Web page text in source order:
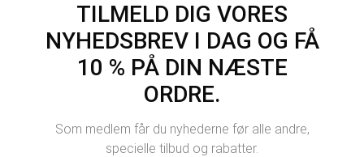
TILMELD DIG VORES
NYHEDSBREV I DAG OG FÅ
10 % PÅ DIN NÆSTE
ORDRE.
Som medlem får du nyhederne før alle andre,
specielle tilbud og rabatter.